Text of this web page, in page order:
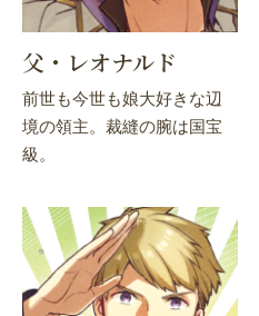
父・レオナルド
前世も今世も娘大好きな辺
境の領主。裁縫の腕は国宝
級。